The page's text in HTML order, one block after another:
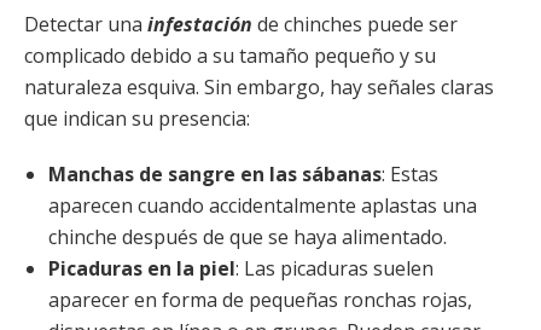
Detectar una infestación de chinches puede ser
complicado debido a su tamaño pequeño y su
naturaleza esquiva. Sin embargo, hay señales claras
que indican su presencia:
Manchas de sangre en las sábanas: Estas
aparecen cuando accidentalmente aplastas una
chinche después de que se haya alimentado.
Picaduras en la piel: Las picaduras suelen
aparecer en forma de pequeñas ronchas rojas,